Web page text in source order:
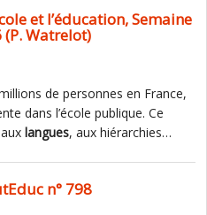
et l’éducation, Semaine
Watrelot)
de personnes en France,
dans l’école publique. Ce
langues, aux hiérarchies…
n° 798